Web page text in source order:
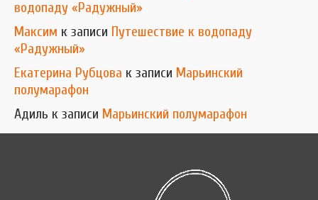
водопаду «Радужный»
Максим к записи Путешествие к водопаду
«Радужный»
Екатерина Рубцова к записи Марьинский
полумарафон
Адиль к записи Марьинский полумарафон